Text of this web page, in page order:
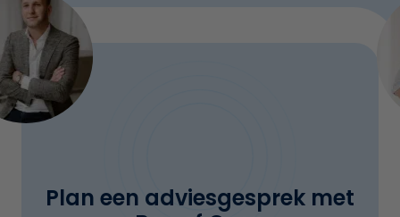
Plan een adviesgesprek met